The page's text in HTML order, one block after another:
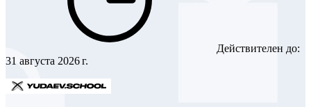
Действителен до:
31 августа 2026 г.